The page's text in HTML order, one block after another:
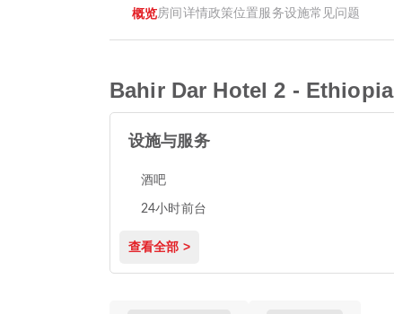
概览房间 详情政策位置服务设施常见问题
Bahir Dar Hotel 2 - Ethiopia
设施与服务
酒吧
24小时前台
查看全部 >